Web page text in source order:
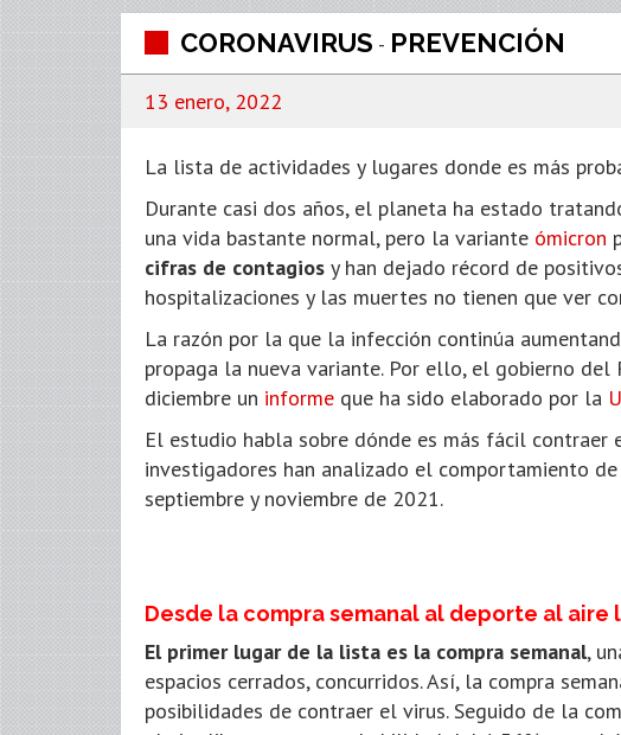
CORONAVIRUS - PREVENCIÓN
13 enero, 2022
La lista de actividades y lugares donde es más
Durante casi dos años, el planeta ha estado
una vida bastante normal, pero la variante ómicron
cifras de contagios y han dejado récord de
hospitalizaciones y las muertes no tienen que ver
La razón por la que la infección continúa
propaga la nueva variante. Por ello, el gobierno del
diciembre un informe que ha sido elaborado por la
El estudio habla sobre dónde es más fácil contraer
investigadores han analizado el comportamiento
septiembre y noviembre de 2021.
Desde la compra semanal al deporte al aire
El primer lugar de la lista es la compra semanal,
espacios cerrados, concurridos. Así, la compra
posibilidades de contraer el virus. Seguido de la